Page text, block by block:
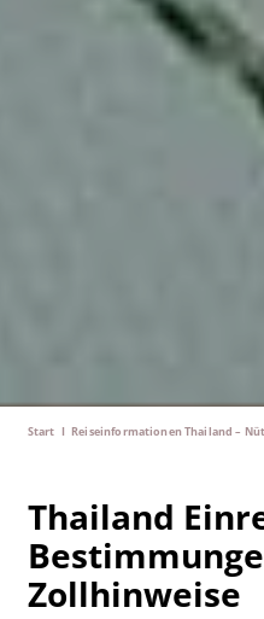
Start I Reiseinformationen Thailand –
Thailand
Zollhinweise